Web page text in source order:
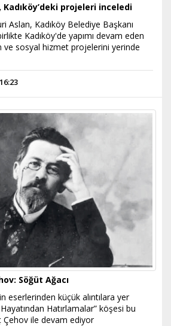
Kadıköy’deki projeleri inceledi
Aslan, Kadıköy Belediye Başkanı
Kadıköy'de yapımı devam eden
ve sosyal hizmet projelerini yerinde
Söğüt Ağacı
eserlerinden küçük alıntılara yer
Hatırlamalar” köşesi bu
ile devam ediyor